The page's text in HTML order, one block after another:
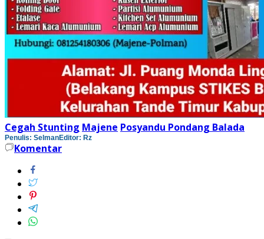
Cegah Stunting Majene Posyandu Pondang Balada
Penulis: SelmanEditor: Rz
Komentar